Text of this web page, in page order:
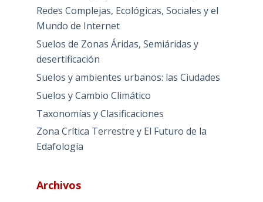
Redes Complejas, Ecológicas, Sociales y el
Mundo de Internet
Suelos de Zonas Áridas, Semiáridas y
desertificación
Suelos y ambientes urbanos: las Ciudades
Suelos y Cambio Climático
Taxonomías y Clasificaciones
Zona Crítica Terrestre y El Futuro de la
Edafología
Archivos